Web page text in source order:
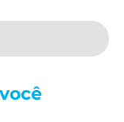
você